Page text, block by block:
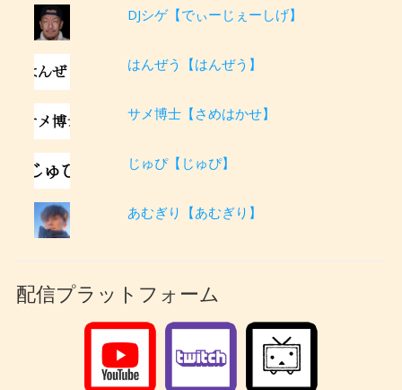
DJシゲ【でぃーじぇーしげ】
はんぜう【はんぜう】
サメ博士【さめはかせ】
じゅぴ【じゅぴ】
あむぎり【あむぎり】
配信プラットフォーム